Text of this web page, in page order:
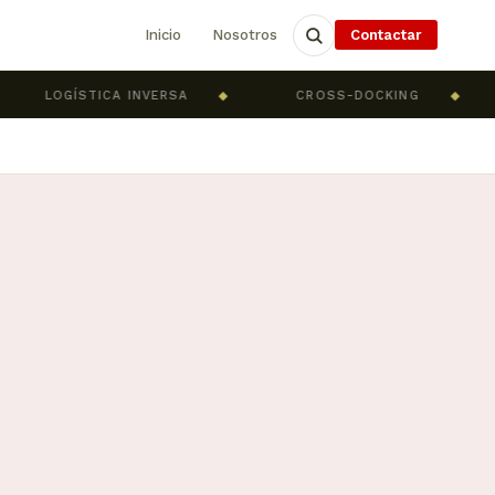
Inicio Nosotros Contactar
LOGÍSTICA INVERSA CROSS-DOCKING